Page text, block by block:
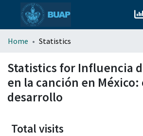
menu.section.about_menu
All of DSpace
Home Statistics
Statistics for Influencia
en la canción en
desarrollo
Total visits